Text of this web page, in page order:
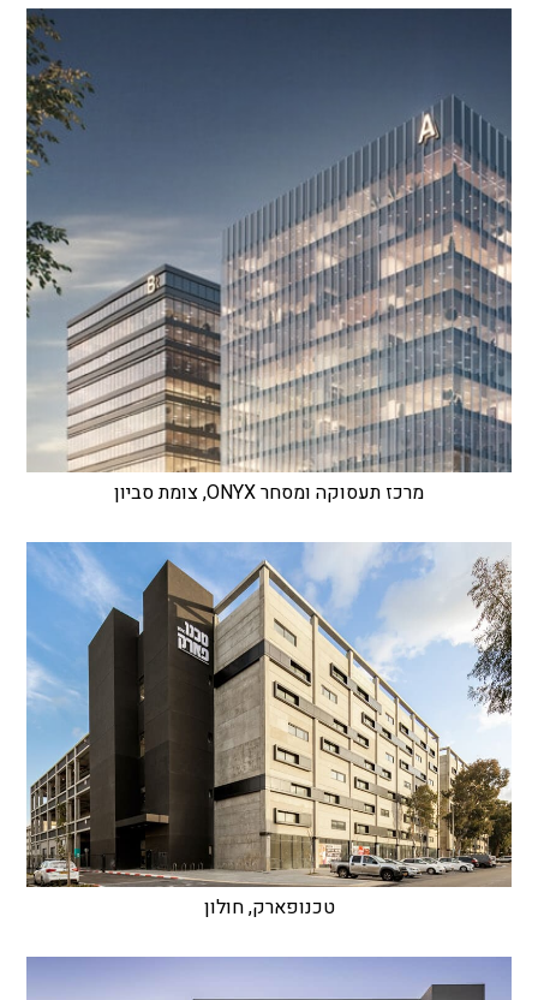
מרכז תעסוקה ומסחר ONYX, צומת סביון
טכנופארק, חולון